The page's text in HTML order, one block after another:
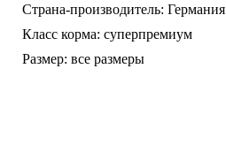
Страна-производитель: Германия
Класс корма: суперпремиум
Размер: все размеры